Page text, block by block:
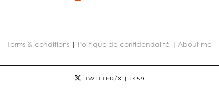
Terms & conditions | Politique de confidendalité | About me
TWITTER/X | 1459